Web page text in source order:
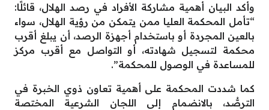
وأكد البيان أهمية مشاركة الأفراد في رصد الهلال، قائلًا:
“تأمل المحكمة العليا ممن يتمكن من رؤية الهلال، سواء
بالعين المجردة أو باستخدام أجهزة الرصد، أن يبلغ أقرب
محكمة لتسجيل شهادته، أو التواصل مع أقرب مركز
للمساعدة في الوصول للمحكمة”.
كما شددت المحكمة على أهمية تعاون ذوي الخبرة في
الترصُّد، بالانضمام إلى اللجان الشرعية المختصة